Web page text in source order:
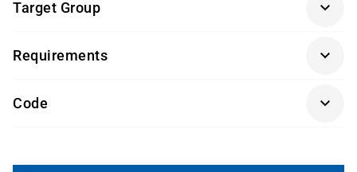
Vorkenntnisse mitbringen:
Keine Vorkenntnisse in PowerShell erforderlich
Target Group
IT-Administratoren und Support-Mitarbeiter
Personen, die mit der Verwaltung von Windows-
Requirements
Code